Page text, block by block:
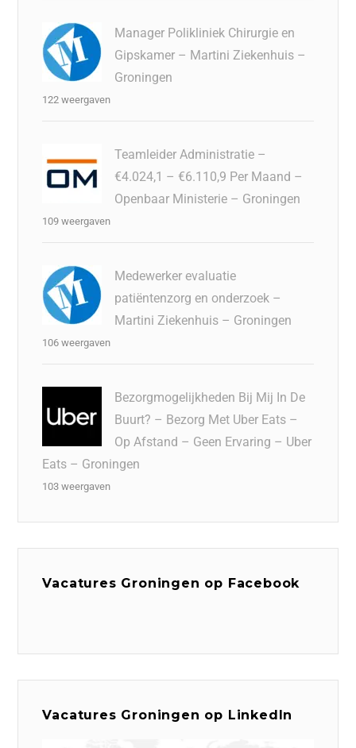
Manager Polikliniek Chirurgie en
Gipskamer – Martini Ziekenhuis –
Groningen
122 weergaven
Teamleider Administratie –
€4.024,1 – €6.110,9 Per Maand –
Openbaar Ministerie – Groningen
109 weergaven
Medewerker evaluatie
patiëntenzorg en onderzoek –
Martini Ziekenhuis – Groningen
106 weergaven
Bezorgmogelijkheden Bij Mij In De
Buurt? – Bezorg Met Uber Eats –
Op Afstand – Geen Ervaring – Uber
Eats – Groningen
103 weergaven
Vacatures Groningen op Facebook
Vacatures Groningen op LinkedIn